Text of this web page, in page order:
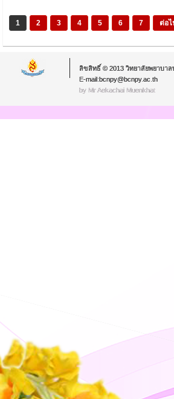
1 2 3 4 5 6 7 ต่อไ
ลิขสิทธิ์ © 2013 วิทยาลัยพยาบาล
E-mail:bcnpy@bcnpy.ac.th
by Mr.Aekachai Muenkhat